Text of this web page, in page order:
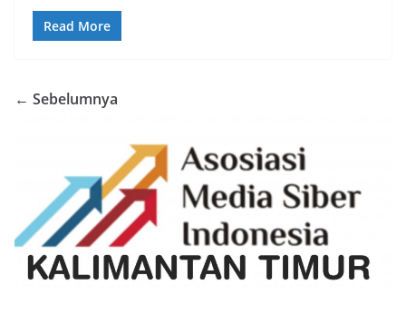
Read More
← Sebelumnya